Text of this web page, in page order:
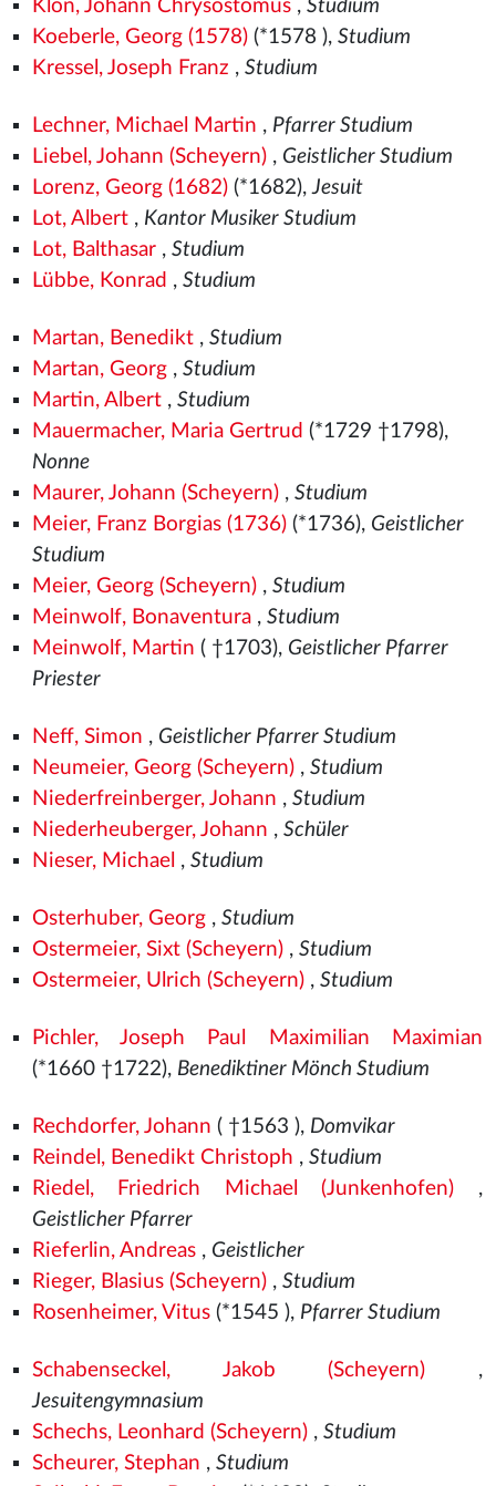
Klon, Johann Chrysostomus, Studium
Koeberle, Georg (1578)(*1578 ), Studium
Kressel, Joseph Franz , Studium
Lechner, Michael Martin , Pfarrer Studium
Liebel, Johann (Scheyern), Geistlicher Studium
Lorenz, Georg (1682)(*1682),Jesuit
Lot, Albert, Kantor Musiker Studium
Lot, Balthasar, Studium
Lübbe, Konrad , Studium
Martan, Benedikt, Studium
Martan, Georg, Studium
Martin, Albert, Studium
Mauermacher, Maria Gertrud (*1729 †1798),
Nonne
Maurer, Johann (Scheyern), Studium
Meier, Franz Borgias (1736)(*1736), Geistlicher
Studium
Meier, Georg (Scheyern), Studium
Meinwolf, Bonaventura, Studium
Meinwolf, Martin ( †1703), Geistlicher Pfarrer
Priester
Neff, Simon , Geistlicher Pfarrer Studium
Neumeier, Georg (Scheyern), Studium
Niederfreinberger, Johann , Studium
Niederheuberger, Johann , Schüler
Nieser, Michael , Studium
Osterhuber, Georg, Studium
Ostermeier, Sixt (Scheyern), Studium
Ostermeier, Ulrich (Scheyern), Studium
Pichler, Joseph Paul Maximilian Maximian
(*1660 †1722), Benediktiner Mönch Studium
Rechdorfer, Johann ( †1563 ), Domvikar
Reindel, Benedikt Christoph , Studium
Riedel, Friedrich Michael (Junkenhofen) ,
Geistlicher Pfarrer
Rieferlin, Andreas, Geistlicher
Rieger, Blasius (Scheyern), Studium
Rosenheimer, Vitus(*1545 ), Pfarrer Studium
Schabenseckel, Jakob (Scheyern) ,
Jesuitengymnasium
Schechs, Leonhard (Scheyern), Studium
Scheurer, Stephan , Studium